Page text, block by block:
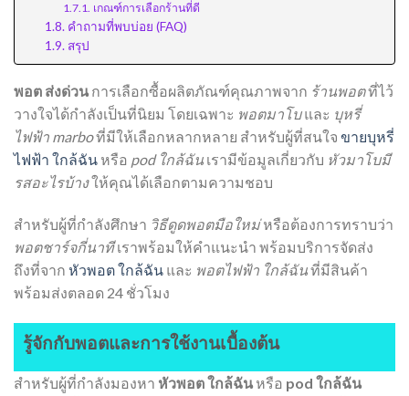
เกณฑ์การเลือกร้านที่ดี
คำถามที่พบบ่อย (FAQ)
สรุป
พอต ส่งด่วน การเลือกซื้อผลิตภัณฑ์คุณภาพจาก ร้านพอตที่ไว้
วางใจได้กำลังเป็นที่นิยม โดยเฉพาะ พอตมาโบและ บุหรี่
ไฟฟ้า marboที่มีให้เลือกหลากหลาย สำหรับผู้ที่สนใจ ขายบุหรี่
ไฟฟ้า ใกล้ฉัน หรือ pod ใกล้ฉัน เรามีข้อมูลเกี่ยวกับ หัวมาโบมี
รสอะไรบ้างให้คุณได้เลือกตามความชอบ
สำหรับผู้ที่กำลังศึกษา วิธีดูดพอตมือใหม่หรือต้องการทราบว่า
พอตชาร์จกี่นาทีเราพร้อมให้คำแนะนำ พร้อมบริการจัดส่ง
ถึงที่จาก หัวพอต ใกล้ฉัน และ พอตไฟฟ้า ใกล้ฉันที่มีสินค้า
พร้อมส่งตลอด 24 ชั่วโมง
รู้จักกับพอตและการใช้งานเบื้องต้น
สำหรับผู้ที่กำลังมองหา หัวพอต ใกล้ฉัน หรือ pod ใกล้ฉัน